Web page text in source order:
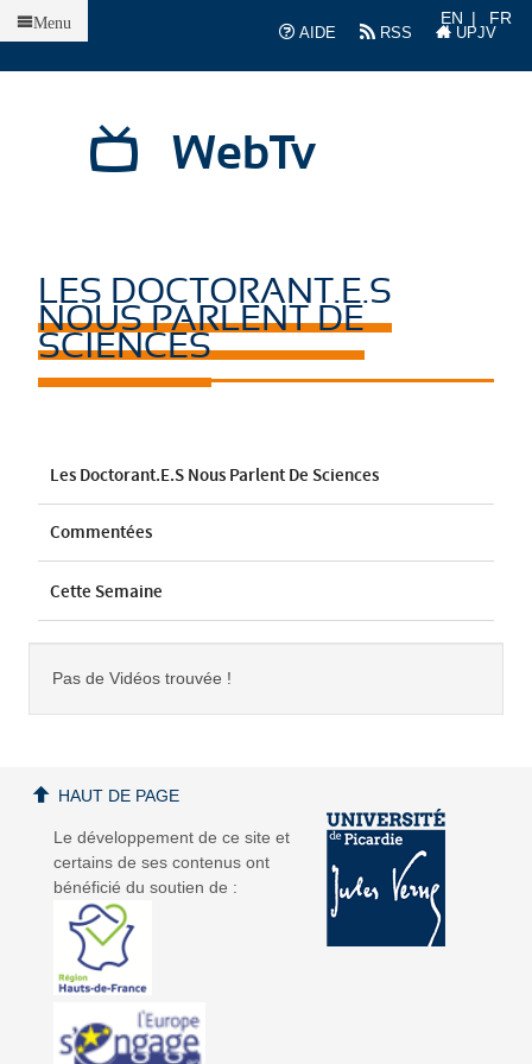
AIDE
RSS UPJV
EN FR
WebTv
Menu
LES DOCTORANT.E.S
NOUS PARLENT DE
SCIENCES
Les Doctorant.e.s Nous Parlent De Sciences
Commentées
Cette Semaine
Pas de Vidéos trouvée !
Le développement de ce site et
certains de ses contenus ont
bénéficié du soutien de :
HAUT DE PAGE